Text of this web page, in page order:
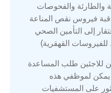
والطارئة والفحوصات
فيروس نقص المناعة
إلى التأمين الصحي
للفيروسات القهقرية)
للاجئين طلب المساعدة
يمكن لموظفي هذه
على المستشفيات